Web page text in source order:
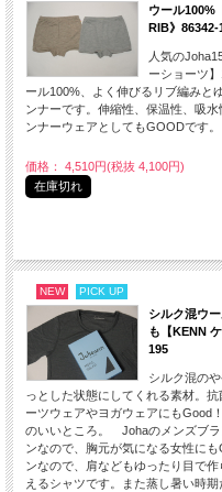
ウール100%
RIB》86342-
人気の
ーショーツ
ール100%、よく伸びるリブ編みと
ンナーです。伸縮性、保温性、吸
ンナーウェアとしてもGOODです。
価格： 4,510円(税抜 4,100円)
在庫切れ
NEW PICK UP
シルク混ウ
も【KENN
195
シルク混の
っとした状態にしてくれる素材。
ーツウェアやヨガウェアにもGood
のいいところ。 Johaのメンズブラ
ンなので、胸元が気になる女性に
ンなので、肩などもゆったり目で
えるシャツです。また蒸し暑い時